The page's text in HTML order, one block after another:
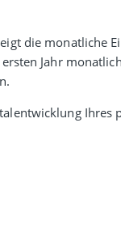
die monat­liche
Jahr
Ihres